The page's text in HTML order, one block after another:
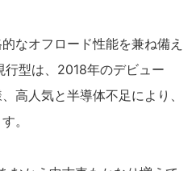
なオフロード性能を兼ね備え
行型は、2018年のデビュー
高人気と半導体不足により、
。